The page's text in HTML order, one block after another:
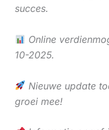
succes.
Online
10-2025.
Nieuwe update
groei mee!